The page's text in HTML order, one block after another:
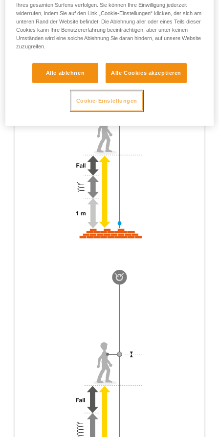
Ihres gesamten Surfens verfolgen. Sie können Ihre Einwilligung jederzeit
widerrufen, indem Sie auf den Link „Cookie-Einstellungen“ klicken, der sich am
unteren Rand der Website befindet. Die Ablehnung aller oder eines Teils dieser
Cookies kann Ihre Benutzererfahrung beeinträchtigen, aber unter keinen
Umständen wird eine solche Ablehnung Sie daran hindern, auf unsere Website
zuzugreifen.
Alle ablehnen Alle Cookies akzeptieren
Cookie-Einstellungen